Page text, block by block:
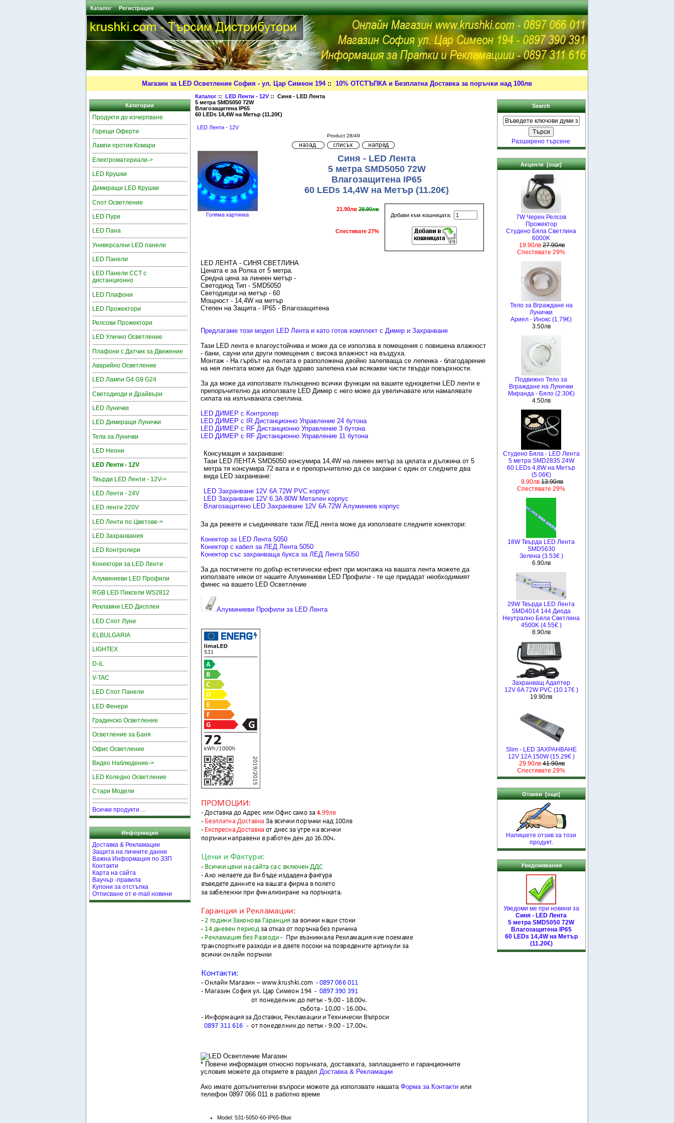
Каталог Регистрация
Магазин за LED Осветление София - ул. Цар Симеон 194:: 10% ОТСТЪПКА и Безплатна Доставка за поръчки над 100лв
Категории
Продукти до изчерпване
Горещи Оферти
Лампи против Комари
Електроматериали->
LED Крушки
Димиращи LED Крушки
Спот Осветление
LED Пури
LED Пана
Универсални LED панели
LED Панели
LED Панели CCT с
дистанционно
LED Плафони
LED Прожектори
Релсови Прожектори
LED Улично Осветление
Плафони с Датчик за Движение
Аварийно Осветление
LED Лампи G4 G9 G24
Светодиоди и Драйвъри
LED Лунички
LED Димиращи Лунички
Тела за Лунички
LED Неони
LED Ленти - 12V
Твърди LED Ленти - 12V->
LED Ленти - 24V
LED ленти 220V
LED Ленти по Цветове->
LED Захранвания
LED Контролери
Конектори за LED Ленти
Алуминиеви LED Профили
RGB LED Пиксели WS2812
Рекламни LED Дисплеи
LED Спот Луни
ELBULGARIA
LIGHTEX
D-iL
V-TAC
LED Спот Панели
LED Фенери
Градинско Осветление
Осветление за Баня
Офис Осветление
Видео Наблюдение->
LED Коледно Осветление
Стари Модели
Всички продукти ...
Информация
Доставка & Рекламации
Защита на личните данни
Важна Информация по ЗЗП
Контакти
Карта на сайта
Ваучър -правила
Купони за отстъпка
Отписване от e-mail новини
Каталог ::LED Ленти - 12V:: Синя - LED Лента
5 метра SMD5050 72W
Влагозащитена IP65
60 LEDs 14,4W на Метър (11.20€)
LED Ленти - 12V
Product 28/49
Голяма картинка
Синя - LED Лента
5 метра SMD5050 72W
Влагозащитена IP65
60 LEDs 14,4W на Метър (11.20€)
Добави към кошницата:
21.90лв 29.90лв
Спестявате 27%
LED ЛЕНТА - СИНЯ СВЕТЛИНА
Цената е за Ролка от 5 метра.
Средна цена за линеен метър -
Светодиод Тип - SMD5050
Светодиоди на метър - 60
Мощност - 14,4W на метър
Степен на Защита - IP65 - Влагозащитена
Предлагаме този модел LED Лента и като готов комплект с Димер и Захранване
Тази LED лента е влагоустойчива и може да се използва в помещения с повишена влажност
- бани, сауни или други помещения с висока влажност на въздуха.
Монтаж - На гърбът на лентата е разположена двойно залепваща се лепенка - благодарение
на нея лентата може да бъде здраво залепена към всякакви чисти твърди повърхности.
За да може да използвате пълноценно всички функции на вашите едноцветни LED ленти е
препоръчително да използвате LED Димер с него може да увеличавате или намалявате
силата на излъчваната светлина.
LED ДИМЕР с Контролер
LED ДИМЕР с IR Дистанционно Управление 24 бутона
LED ДИМЕР с RF Дистанционно Управление 3 бутона
LED ДИМЕР с RF Дистанционно Управление 11 бутона
Консумация и захранване:
Тази LED ЛЕНТА SMD5050 консумира 14,4W на линеен метър за цялата и дължина от 5
метра тя консумира 72 вата и е препоръчително да се захрани с един от следните два
вида LED захранване:
LED Захранване 12V 6A 72W PVC корпус
LED Захранване 12V 6.3A 80W Метален корпус
Влагозащитено LED Захранване 12V 6A 72W Алуминиев корпус
За да режете и съединявате тази ЛЕД лента може да използвате следните конектори:
Конектор за LED Лента 5050
Конектор с кабел за ЛЕД Лента 5050
Конектор със захранваща букса за ЛЕД Лента 5050
За да постигнете по добър естетически ефект при монтажа на вашата лента можете да
използвате някои от нашите Алуминиеви LED Профили - те ще придадат необходимият
финес на вашето LED Осветление
Алуминиеви Профили за LED Лента
* Повече информация относно поръчката, доставката, заплащането и гаранционните
условия можете да откриете в раздел Доставка & Рекламации
Ако имате допълнителни въпроси можете да използвате нашата Форма за Контактиили
телефон 0897 066 011 в работно време
Model: 531-5050-60-IP65-Blue
Search
Разширено търсене
Акценти [още]
7W Черен Релсов
Прожектор
Студено Бяла Светлина
6000K
19.90лв 27.90лв
Спестявате 29%
Тяло за Вграждане на
Лунички
Ариел - Инокс (1.79€)
3.50лв
Подвижно Тяло за
Вграждане на Лунички
Миранда - Бяло (2.30€)
4.50лв
Студено Бяла - LED Лента
5 метра SMD2835 24W
60 LEDs 4,8W на Метър
(5.06€)
9.90лв 13.90лв
Спестявате 29%
18W Твърда LED Лента
SMD5630
Зелена (3.53€ )
6.90лв
29W Твърда LED Лента
SMD4014 144 Диода
Неутрално Бяла Светлина
4500K (4.55€ )
8.90лв
Захранващ Адаптер
12V 6A 72W PVC (10.17€ )
19.90лв
Slim - LED ЗАХРАНВАНЕ
12V 12A 150W (15.29€ )
29.90лв 41.90лв
Спестявате 29%
Отзиви [още]
Напишете отзив за този
продукт.
Уведомявания
Уведоми ме при новини за
Синя - LED Лента
5 метра SMD5050 72W
Влагозащитена IP65
60 LEDs 14,4W на Метър
(11.20€)